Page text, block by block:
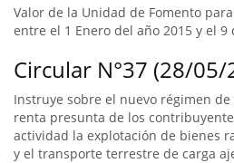
Valor de la Unidad de Fomento
entre el 1 Enero del año 2015 y el 9
Circular N°37 (28/05/
Instruye sobre el nuevo régimen
renta presunta de los
actividad la explotación de bienes
y el transporte terrestre de carga